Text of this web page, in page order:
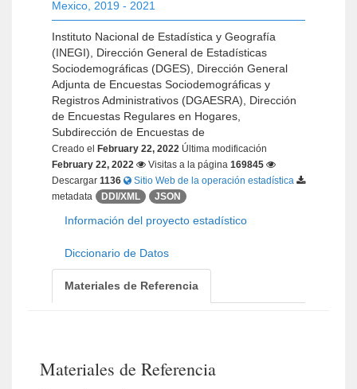
Mexico 2019 - 2021
Instituto Nacional de Estadística y Geografía
(INEGI), Dirección General de Estadísticas
Sociodemográficas (DGES), Dirección General
Adjunta de Encuestas Sociodemográficas y
Registros Administrativos (DGAESRA), Dirección
de Encuestas Regulares en Hogares,
Subdirección de Encuestas de
Creado el February 22, 2022 Última modificación
February 22, 2022
Visitas a la página 169845
Descargar 1136
Sitio Web de la operación estadística
metadata
DDI/XML JSON
Información del proyecto estadístico
Diccionario de Datos
Materiales de Referencia
Materiales de Referencia